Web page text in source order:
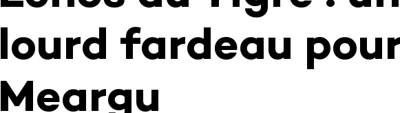
lourd fardeau
Meargu